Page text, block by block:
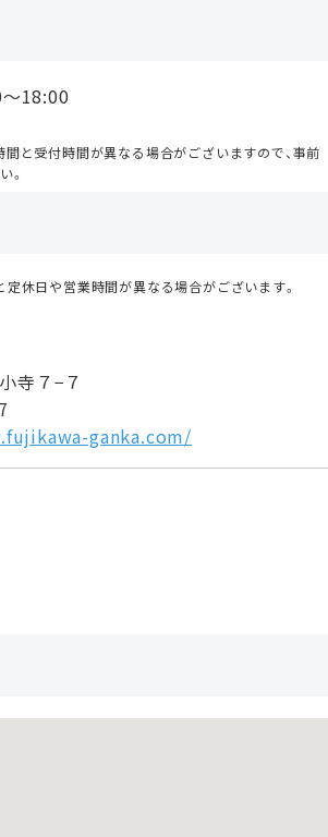
18:00
間と受付時間が異なる場合がございますので、事前
。
定休日や営業時間が異なる場合がございます。
寺７−７
ganka.com/